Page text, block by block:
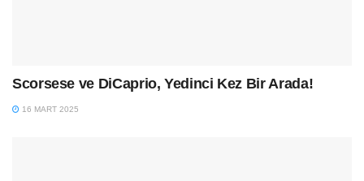
Scorsese ve DiCaprio, Yedinci Kez Bir Arada!
16 MART 2025